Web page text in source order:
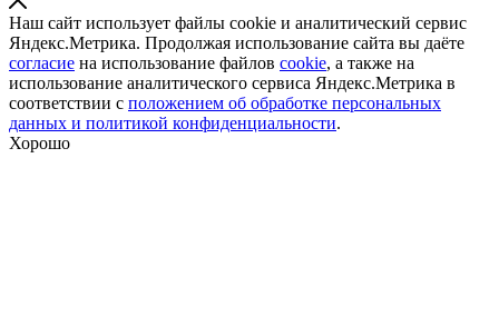
Наш сайт использует файлы cookie и аналитический сервис
Яндекс.Метрика. Продолжая использование сайта вы даёте
согласие на использование файлов cookie, а также на
использование аналитического сервиса Яндекс.Метрика в
соответствии с положением об обработке персональных
данных и политикой конфиденциальности.
Хорошо